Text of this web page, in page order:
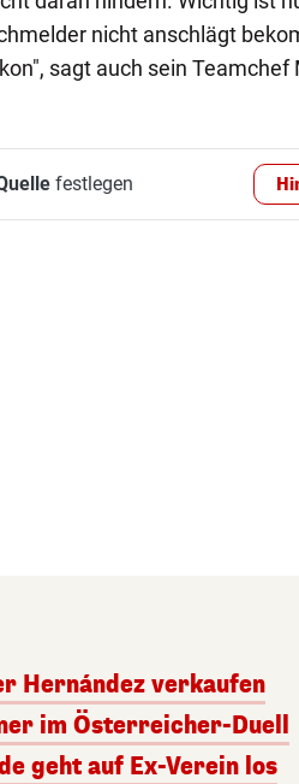
nicht anschlägt
sagt auch sein Teamchef
festlegen
Hernández verkaufen
im Österreicher-Duell
geht auf Ex-Verein los